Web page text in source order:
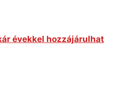
évekkel hozzájárulhat